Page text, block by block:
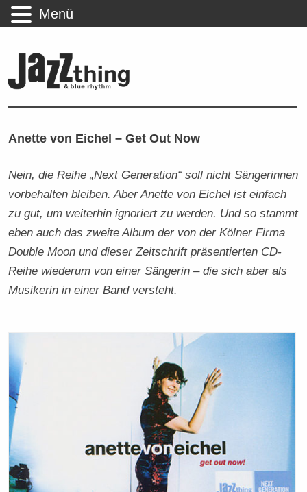
Anette von Eichel – Get Out Now
Nein, die Reihe „Next Generation“ soll nicht Sängerinnen
vorbehalten bleiben. Aber Anette von Eichel ist einfach
zu gut, um weiterhin ignoriert zu werden. Und so stammt
eben auch das zweite Album der von der Kölner Firma
Double Moon und dieser Zeitschrift präsentierten CD-
Reihe wiederum von einer Sängerin – die sich aber als
Musikerin in einer Band versteht.
Menü